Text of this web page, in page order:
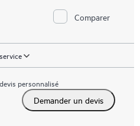
Comparer
personnalisé
Demander un devis